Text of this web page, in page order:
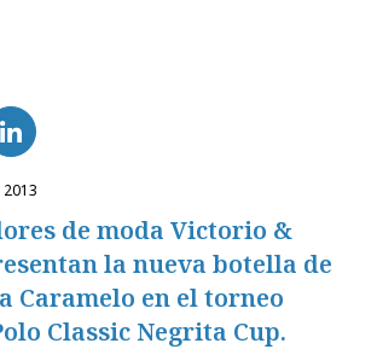
2013
de moda Victorio &
la nueva botella de
Caramelo en el torneo
Classic Negrita Cup.